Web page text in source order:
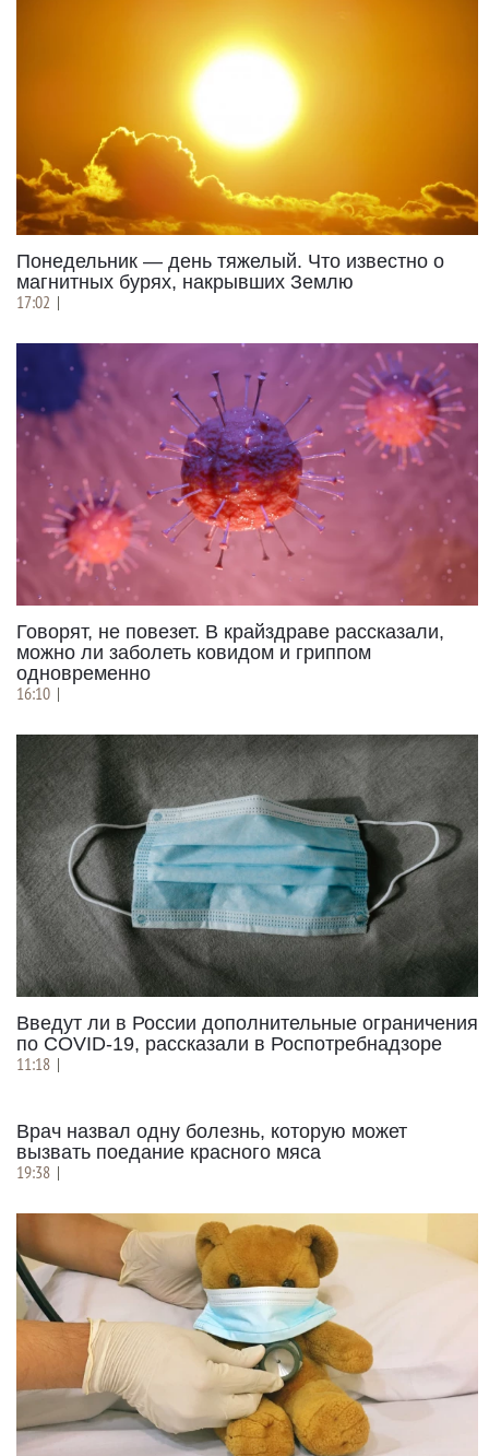
Понедельник — день тяжелый. Что известно о
магнитных бурях, накрывших Землю
17:02
Говорят, не повезет. В крайздраве рассказали,
можно ли заболеть ковидом и гриппом
одновременно
16:10 |
Введут ли в России дополнительные ограничения
по COVID-19, рассказали в Роспотребнадзоре
11:18 |
Врач назвал одну болезнь, которую может
вызвать поедание красного мяса
19:38 |